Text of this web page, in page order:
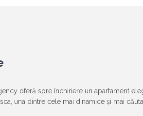
oferă spre închiriere un apartament
una dintre cele mai dinamice și mai